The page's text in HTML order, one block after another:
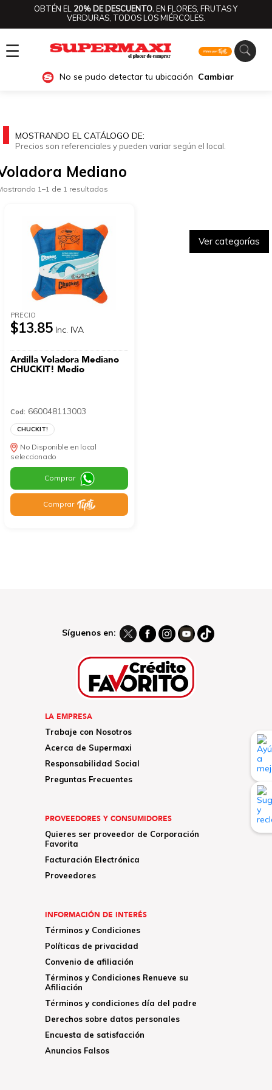
OBTÉN EL 20% DE DESCUENTO.EN FLORES, FRUTAS Y
VERDURAS, TODOS LOS MIÉRCOLES.
☰
No se pudo detectar tu ubicación Cambiar
Ver categorías
MOSTRANDO EL CATÁLOGO DE:
Precios son referenciales y pueden variar según el local.
Mediano
1–1 de 1 resultados
PRECIO
$13.85 Inc. IVA
Ardilla Voladora Mediano
CHUCKIT! Medio
Cod: 660048113003
CHUCKIT!
No Disponible en local
seleccionado
Comprar
Comprar
Síguenos en:
LA EMPRESA
Trabaje con Nosotros
Acerca de Supermaxi
Responsabilidad Social
Preguntas Frecuentes
PROVEEDORES Y CONSUMIDORES
Quieres ser proveedor de Corporación
Favorita
Facturación Electrónica
Proveedores
INFORMACIÓN DE INTERÉS
Términos y Condiciones
Políticas de privacidad
Convenio de afiliación
Términos y Condiciones Renueve su
Afiliación
Términos y condiciones día del padre
Derechos sobre datos personales
Encuesta de satisfacción
Anuncios Falsos